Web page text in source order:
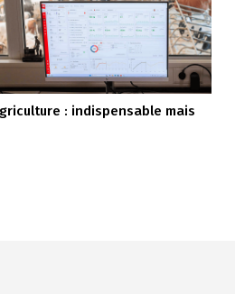
: indispensable mais